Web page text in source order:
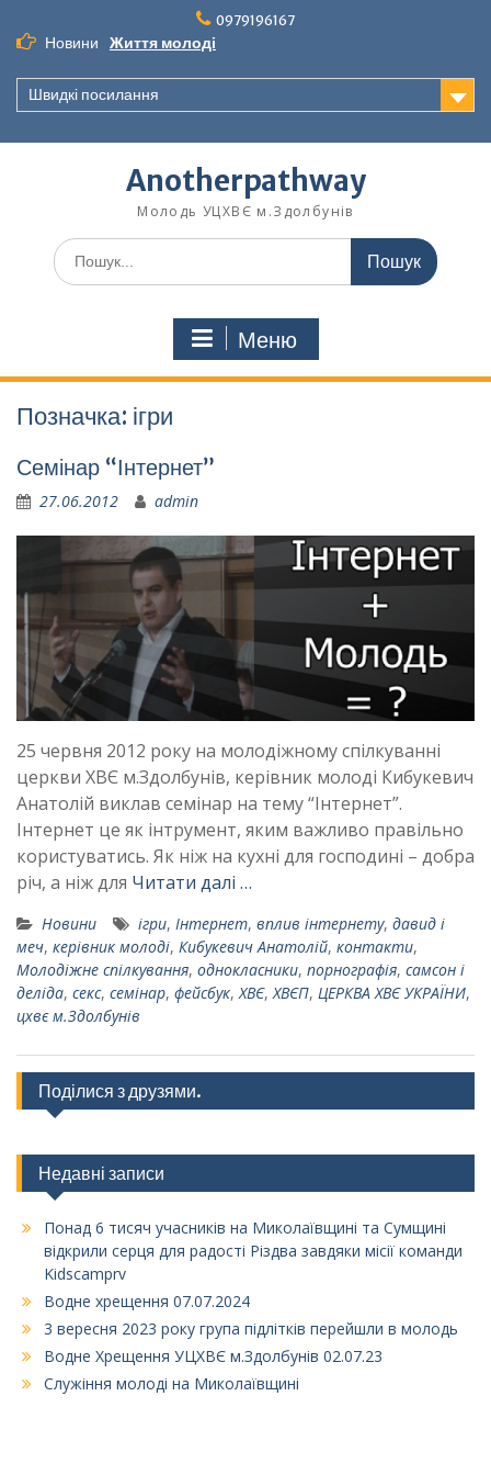
до
вмісту
0979196167
Новини Життя молоді
Швидкі посилання
Anotherpathway
Молодь УЦХВЄ м.Здолбунів
Шукати:
Меню
Позначка: ігри
Семінар “Інтернет”
27.06.2012 admin
25 червня 2012 року на молодіжному спілкуванні
церкви ХВЄ м.Здолбунів, керівник молоді Кибукевич
Анатолій виклав семінар на тему “Інтернет”.
Інтернет це як інтрумент, яким важливо правільно
користуватись. Як ніж на кухні для господині – добра
річ, а ніж для Читати далі …
Новини ігри, Інтернет, вплив інтернету, давид і
меч, керівник молоді, Кибукевич Анатолій, контакти,
Молодіжне спілкування, однокласники, порнографія, самсон і
деліда, секс, семінар, фейсбук,ХВЄ,ХВЄП, ЦЕРКВА ХВЄ УКРАЇНИ,
цхвє м.Здолбунів
Поділися з друзями.
Недавні записи
Понад 6 тисяч учасників на Миколаївщині та Сумщині
відкрили серця для радості Різдва завдяки місії команди
Kidscamprv
Водне хрещення 07.07.2024
3 вересня 2023 року група підлітків перейшли в молодь
Водне Хрещення УЦХВЄ м.Здолбунів 02.07.23
Служіння молоді на Миколаївщині